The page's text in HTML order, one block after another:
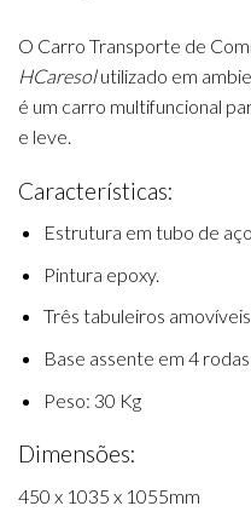
O Carro Transporte de
HCaresolutilizado em
é um carro multifuncional
e leve.
Características:
Estrutura em tubo de
Pintura epoxy.
Três tabuleiros
Base assente em 4
Peso: 30 Kg
Dimensões:
450 x 1035 x 1055mm